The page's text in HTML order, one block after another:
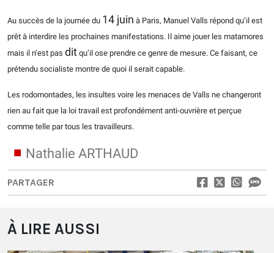
Au succès de la journée du 14 juin à Paris, Manuel Valls répond qu’il est
prêt à interdire les prochaines manifestations. Il aime jouer les matamores
mais il n’est pas dit qu’il ose prendre ce genre de mesure. Ce faisant, ce
prétendu socialiste montre de quoi il serait capable.
Les rodomontades, les insultes voire les menaces de Valls ne changeront
rien au fait que la loi travail est profondément anti-ouvrière et perçue
comme telle par tous les travailleurs.
Nathalie ARTHAUD
PARTAGER
À LIRE AUSSI